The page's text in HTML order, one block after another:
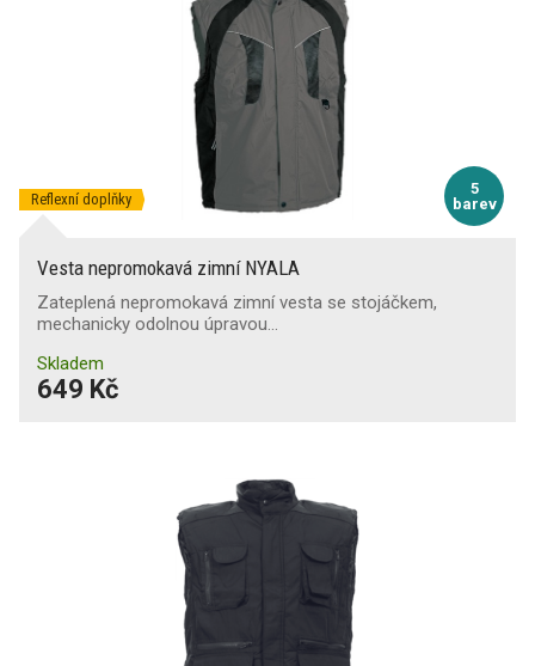
5
barev
Reflexní doplňky
Vesta nepromokavá zimní NYALA
Zateplená nepromokavá zimní vesta se stojáčkem,
mechanicky odolnou úpravou…
Skladem
649 Kč